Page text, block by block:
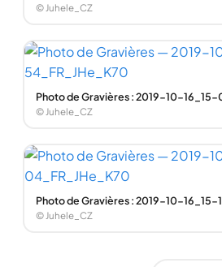
© Juhele_CZ
Photo de Gravières : 2019-10-
© Juhele_CZ
Photo de Gravières : 2019-10-16_15-
© Juhele_CZ